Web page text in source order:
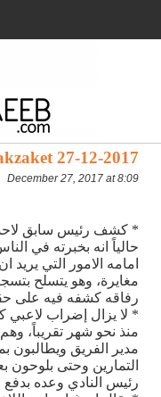
27-12-2017
December 27, 2017 at 8:09
* كشف رئيس سابق لاحد
حالياً انه بخبرته في
امامه الامور التي يريد
مغايرة، وهو يتسلح
رفاقه كشفه فيه على
* لا يزال إضراب لاعبي
منذ نحو شهر تقريباً،
مدير الفريق ويطالبون
التمارين وحتى
رئيس النادي وعده